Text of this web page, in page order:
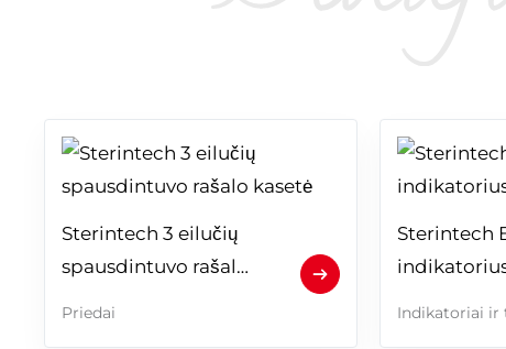
Sterintech 3 eilučių
spausdintuvo rašalo
Priedai
Sterintech
Indikatoriai ir